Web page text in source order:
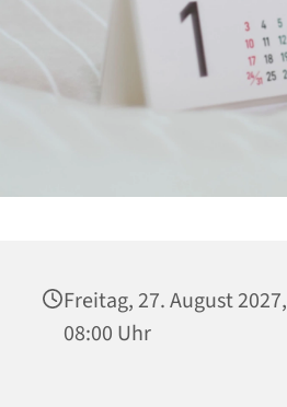
Freitag, 27. August 2027,
08:00 Uhr